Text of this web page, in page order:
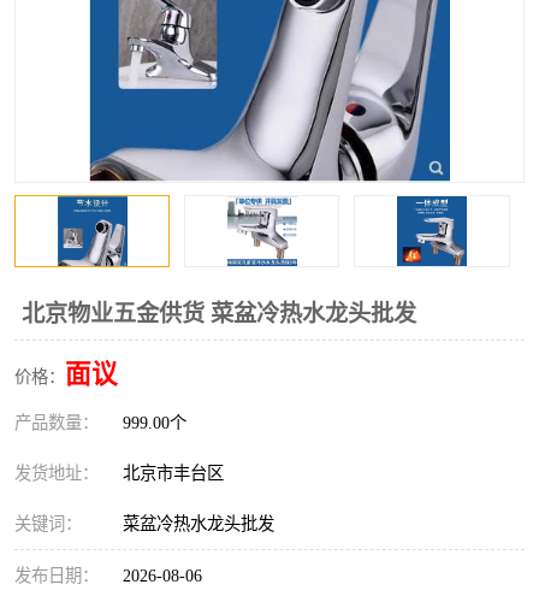
北京物业五金供货 菜盆冷热水龙头批发
价格： 面议
产品数量： 999.00个
发货地址： 北京市丰台区
关键词： 菜盆冷热水龙头批发
发布日期： 2026-08-06